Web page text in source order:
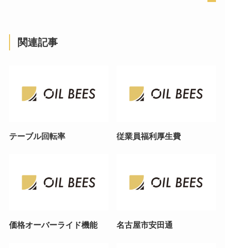
関連記事
テーブル回転率 従業員福利厚生費
価格オーバーライド機能 名古屋市安田通